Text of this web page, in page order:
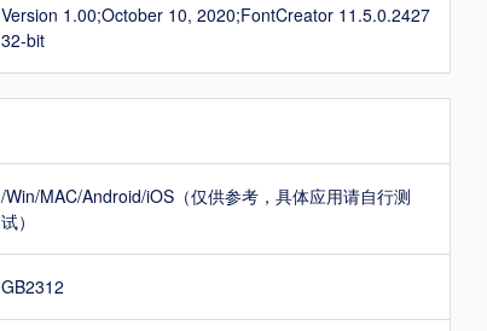
Version 1.00;October 10, 2020;FontCreator 11.5.0.2427
32-bit
/Win/MAC/Android/iOS（仅供参考，具体应用请自行测
试）
GB2312